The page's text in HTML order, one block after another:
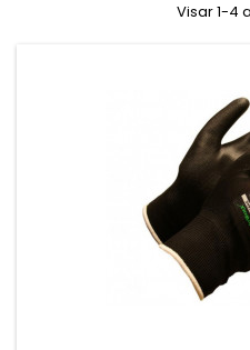
Visar 1-4